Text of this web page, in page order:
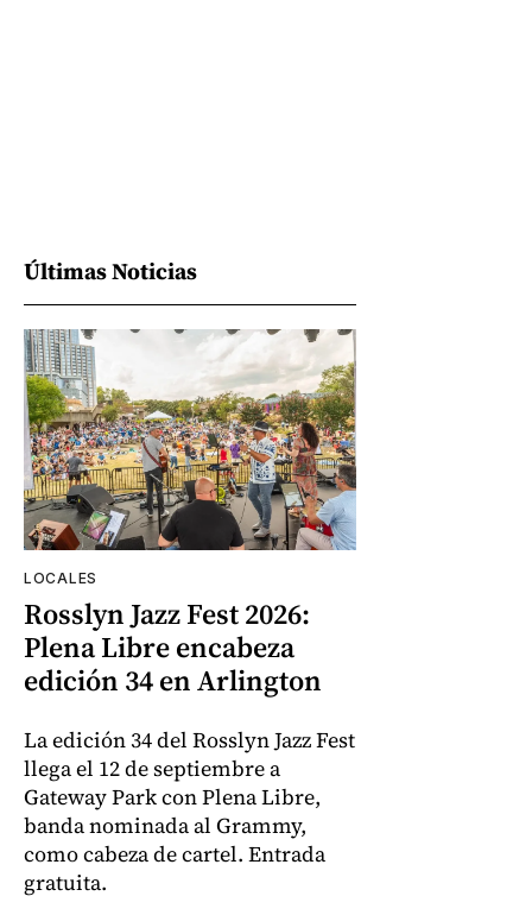
Últimas Noticias
LOCALES
Rosslyn Jazz Fest 2026:
Plena Libre encabeza
edición 34 en Arlington
La edición 34 del Rosslyn Jazz Fest
llega el 12 de septiembre a
Gateway Park con Plena Libre,
banda nominada al Grammy,
como cabeza de cartel. Entrada
gratuita.